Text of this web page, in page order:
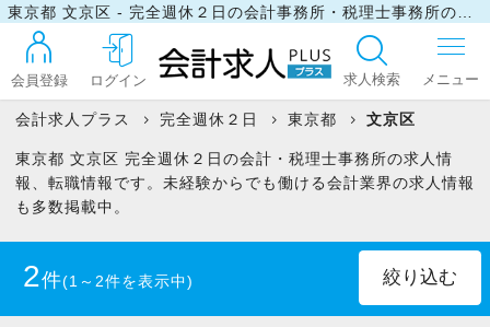
会員登録 ログイン 求人検索
ログイン
会計求人プラス 完全週休２日 東京都 文京区
東京都 文京区 完全週休２日の会計・税理士事務所の求人情
報、転職情報です。未経験からでも働ける会計業界の求人情報
も多数掲載中。
2件(1～2件を表示中)